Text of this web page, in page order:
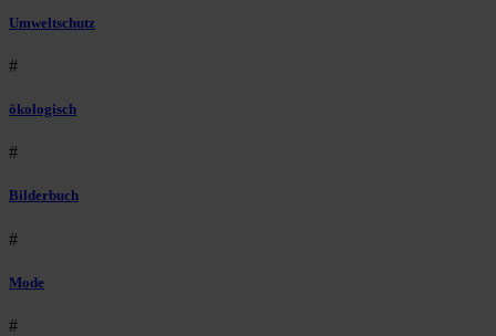
Umweltschutz
#
ökologisch
#
Bilderbuch
#
Mode
#